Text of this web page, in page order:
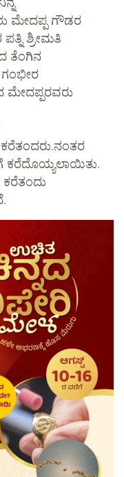
ಮೇದಪ್ಪ ಗೌಡರ
ಶ್ರೀಮತಿ
ತೆಂಗಿನ
ಮೇದಪ್ಪರವರು
ಕರೆತಂದರು.ನಂತರ
ಕರೆದೊಯ್ಯಲಾಯಿತು.
ಕರೆತಂದು